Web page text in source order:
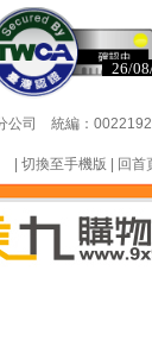
26/
26/
公司 統編：
| 切換至手機版 | 回首